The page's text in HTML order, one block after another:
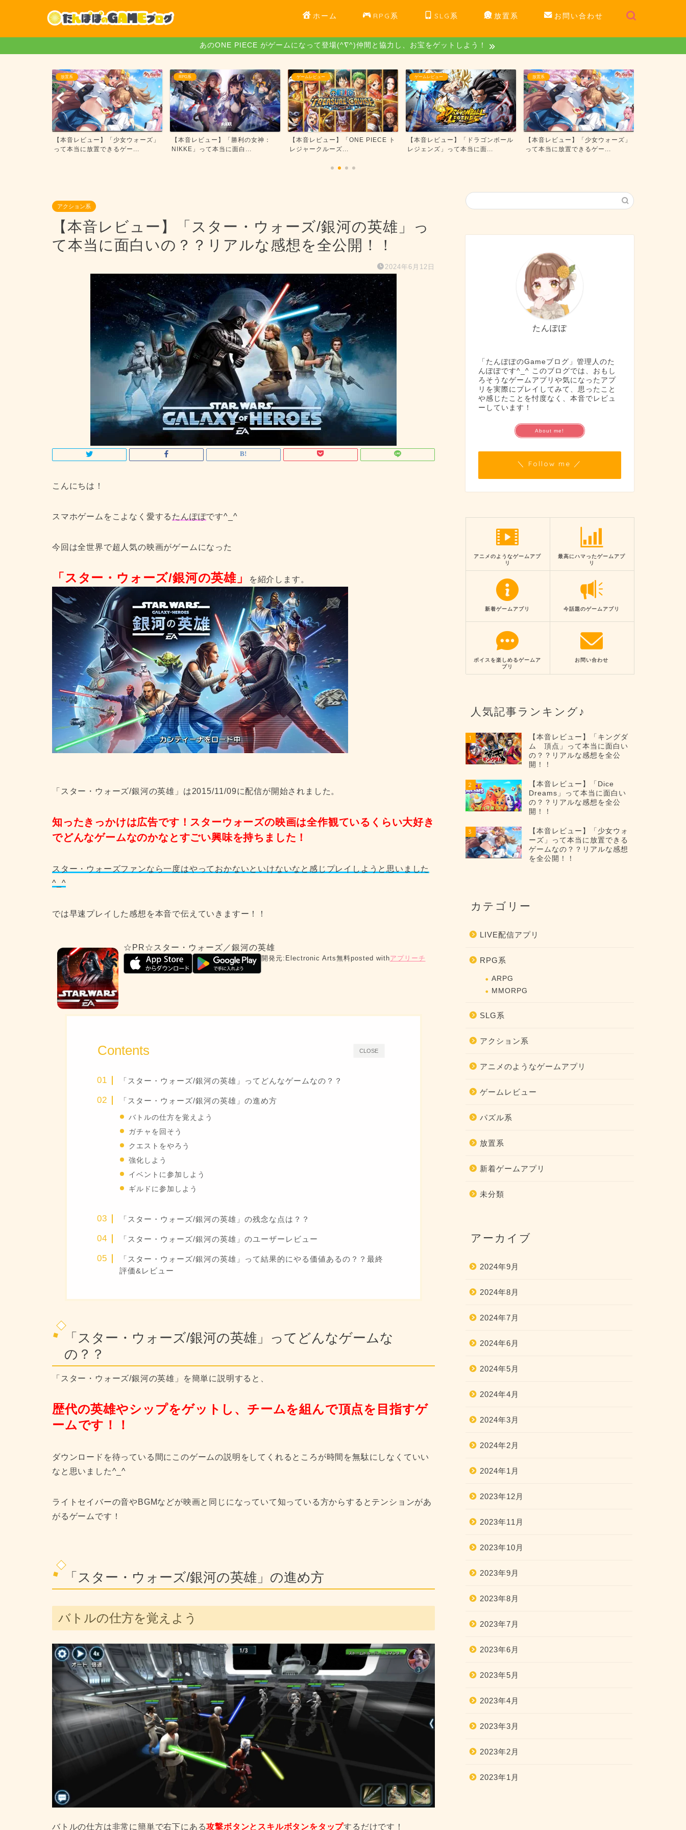
ホーム RPG系 SLG系 放置系 お問い合わせ
あのONE PIECE がゲームになって登場(^∇^)仲間と協力し、お宝をゲットしよう！
RPG系
【本音レビュー】「勝利の女神：
NIKKE」って本当に面白...
ゲームレビュー
【本音レビュー】「ONE PIECE ト
レジャークルーズ...
ゲームレビュー
【本音レビュー】「ドラゴンボール
レジェンズ」って本当に面...
放置系
【本音レビュー】「少女ウォーズ」
って本当に放置できるゲー...
RPG系
【本音レビュー】「勝利の女神：
NIKKE」って本当に面白...
アクション系
【本音レビュー】「スター・ウォーズ/銀河の英雄」っ
て本当に面白いの？？リアルな感想を全公開！！
2024年6月12日
こんにちは！
スマホゲームをこよなく愛する たんぽぽです^_^
今回は全世界で超人気の映画がゲームになった
「スター・ウォーズ/銀河の英雄」 を紹介します。
「スター・ウォーズ/銀河の英雄」は2015/11/09に配信が開始されました。
知ったきっかけは広告です！スターウォーズの映画は全作観ているくらい大好き
でどんなゲームなのかなとすごい興味を持ちました！
スター・ウォーズファンなら一度はやっておかないといけないなと感じプレイしようと思いました
^_^
では早速プレイした感想を本音で伝えていきますー！！
☆PR☆スター・ウォーズ／銀河の英雄
開発元: Electronic Arts無料posted withアプリーチ
CLOSE
Contents
「スター・ウォーズ/銀河の英雄」ってどんなゲームなの？？
「スター・ウォーズ/銀河の英雄」の進め方
バトルの仕方を覚えよう
ガチャを回そう
クエストをやろう
強化しよう
イベントに参加しよう
ギルドに参加しよう
「スター・ウォーズ/銀河の英雄」の残念な点は？？
「スター・ウォーズ/銀河の英雄」のユーザーレビュー
「スター・ウォーズ/銀河の英雄」って結果的にやる価値あるの？？最終
評価&レビュー
「スター・ウォーズ/銀河の英雄」ってどんなゲームな
の？？
「スター・ウォーズ/銀河の英雄」を簡単に説明すると、
歴代の英雄やシップをゲットし、チームを組んで頂点を目指すゲ
ームです！！
ダウンロードを待っている間にこのゲームの説明をしてくれるところが時間を無駄にしなくていい
なと思いました^_^
ライトセイバーの音やBGMなどが映画と同じになっていて知っている方からするとテンションがあ
がるゲームです！
「スター・ウォーズ/銀河の英雄」の進め方
バトルの仕方を覚えよう
バトルの仕方は非常に簡単で右下にある攻撃ボタンとスキルボタンをタップするだけです！
たんぽぽ
「たんぽぽのGameブログ」管理人のた
んぽぽです^_^ このブログでは、おもし
ろそうなゲームアプリや気になったアプ
リを実際にプレイしてみて、思ったこと
や感じたことを忖度なく、本音でレビュ
ーしています！
About me!
＼ Follow me ／
アニメのようなゲームアプ
リ
最高にハマったゲームアプ
リ
新着ゲームアプリ 今話題のゲームアプリ
ボイスを楽しめるゲームア
プリ
お問い合わせ
人気記事ランキング♪
1
【本音レビュー】「キングダ
ム 頂点」って本当に面白い
の？？リアルな感想を全公
開！！
2
【本音レビュー】「Dice
Dreams」って本当に面白い
の？？リアルな感想を全公
開！！
3
【本音レビュー】「少女ウォ
ーズ」って本当に放置できる
ゲームなの？？リアルな感想
を全公開！！
カテゴリー
LIVE配信アプリ
RPG系
ARPG
MMORPG
SLG系
アクション系
アニメのようなゲームアプリ
ゲームレビュー
パズル系
放置系
新着ゲームアプリ
未分類
アーカイブ
2024年9月
2024年8月
2024年7月
2024年6月
2024年5月
2024年4月
2024年3月
2024年2月
2024年1月
2023年12月
2023年11月
2023年10月
2023年9月
2023年8月
2023年7月
2023年6月
2023年5月
2023年4月
2023年3月
2023年2月
2023年1月